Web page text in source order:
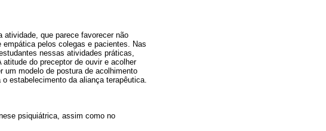
que parece favorecer não
pelos colegas e pacientes. Nas
nessas atividades práticas,
do preceptor de ouvir e acolher
modelo de postura de acolhimento
estabelecimento da aliança terapêutica.
psiquiátrica, assim como no